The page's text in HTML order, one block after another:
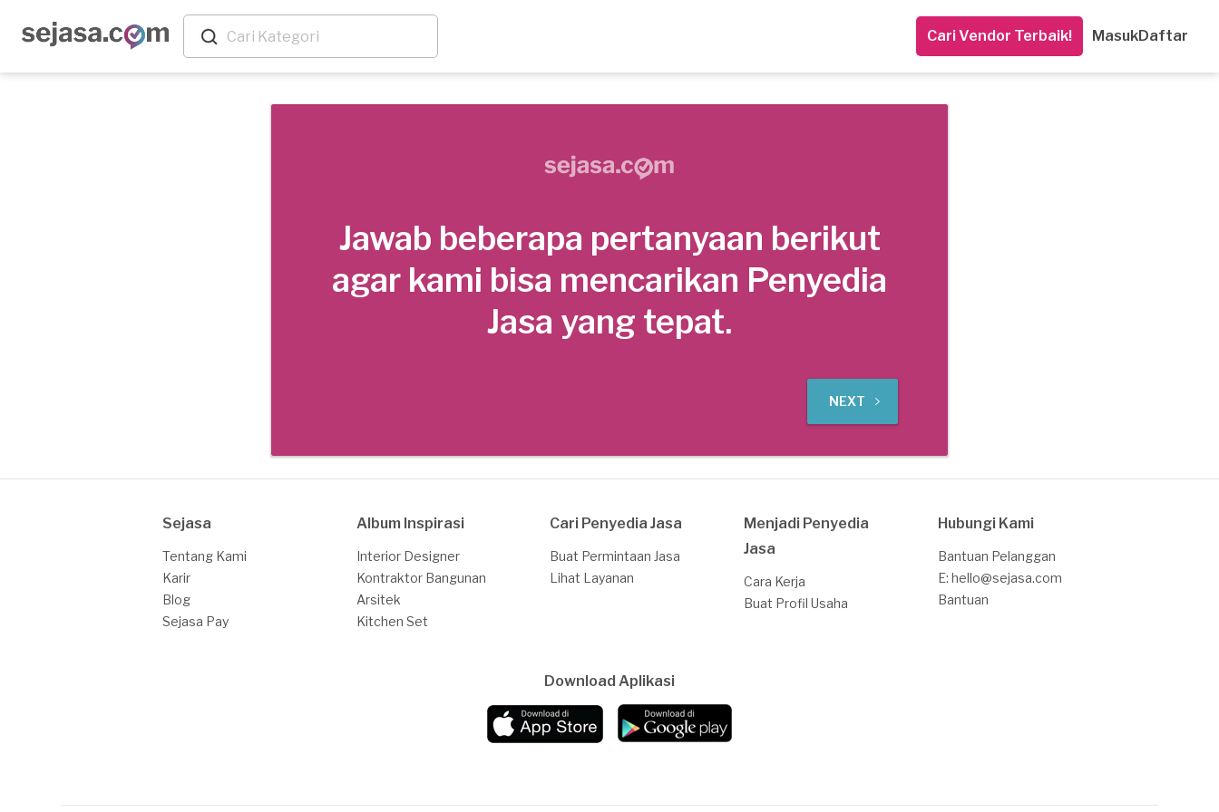
Cari Vendor Terbaik! MasukDaftar
Jawab beberapa pertanyaan berikut
agar kami bisa mencarikan Penyedia
Jasa yang tepat.
NEXT
Sejasa
Tentang Kami
Karir
Blog
Sejasa Pay
Album Inspirasi
Interior Designer
Kontraktor Bangunan
Arsitek
Kitchen Set
Cari Penyedia Jasa
Buat Permintaan Jasa
Lihat Layanan
Menjadi Penyedia
Jasa
Cara Kerja
Buat Profil Usaha
Hubungi Kami
Bantuan Pelanggan
E: hello@sejasa.com
Bantuan
Download Aplikasi